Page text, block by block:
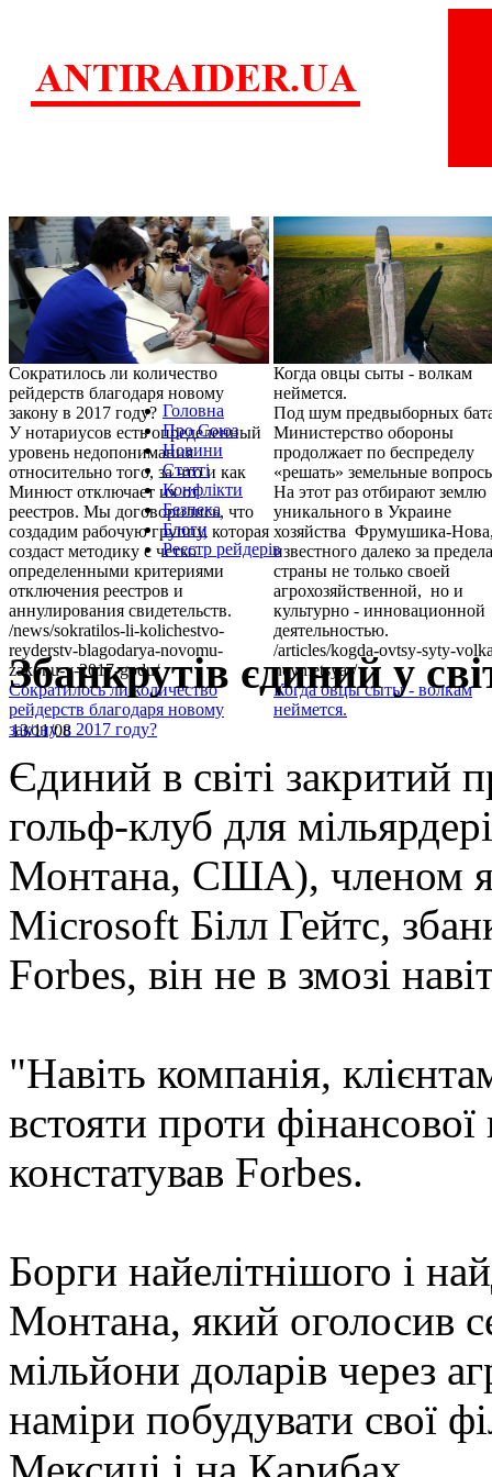
Сократилось ли количество
рейдерств благодаря новому
закону в 2017 году?
У нотариусов есть определенный
уровень недопонимания
относительно того, за что и как
Минюст отключает их от
реестров. Мы договорились, что
создадим рабочую группу, которая
создаст методику с четко
определенными критериями
отключения реестров и
аннулирования свидетельств.
/news/sokratilos-li-kolichestvo-
reyderstv-blagodarya-novomu-
zakonu-v-2017-godu/
Сократилось ли количество
рейдерств благодаря новому
закону в 2017 году?
Когда овцы сыты - волкам
неймется.
Под шум предвыборных
Министерство обороны
продолжает по беспределу
«решать» земельные
На этот раз отбирают землю
уникального в Украине
хозяйства Фрумушика-
известного далеко за
страны не только своей
агрохозяйственной, но и
культурно - инновационной
деятельностью.
/articles/kogda-ovtsy-syty-
neymetsya-/
Когда овцы сыты - волкам
неймется.
Головна
Про Союз
Новини
Статті
Конфлікти
Безпека
Блоги
Реєстр рейдерів
Збанкрутів єдиний у
13/11/08
Єдиний в світі закритий
гольф-клуб для
Монтана, США), членом
Microsoft Білл Гейтс,
Forbes, він не в змозі
"Навіть компанія,
встояти проти
констатував Forbes.
Борги найелітнішого і
Монтана, який оголосив
мільйони доларів через
наміри побудувати свої